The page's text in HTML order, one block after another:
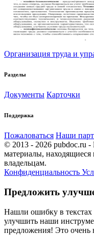
Организация труда и
Разделы
Документы Карточки
Поддержка
Пожаловаться Наши
© 2013 - 2026 pubdoc.ru -
материалы,
владельцам.
Конфиденциальность
Предложить
Нашли ошибку в текстах
улучшить наши
предложения! Это очень